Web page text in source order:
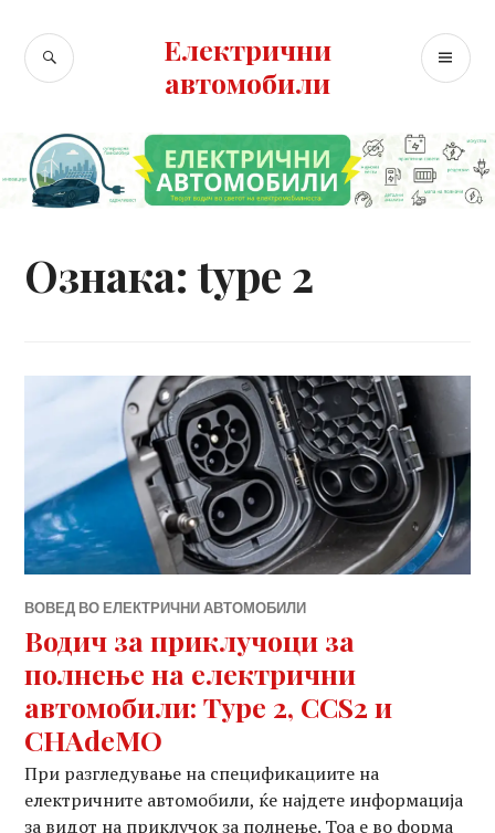
content
Електрични
автомобили
SEARCH
Ознака:type 2
ВОВЕД ВО ЕЛЕКТРИЧНИ АВТОМОБИЛИ
Водич за приклучоци за
полнење на електрични
автомобили: Type 2, CCS2 и
CHAdeMO
При разгледување на спецификациите на
електричните автомобили, ќе најдете информација
за видот на приклучок за полнење. Тоа е во форма